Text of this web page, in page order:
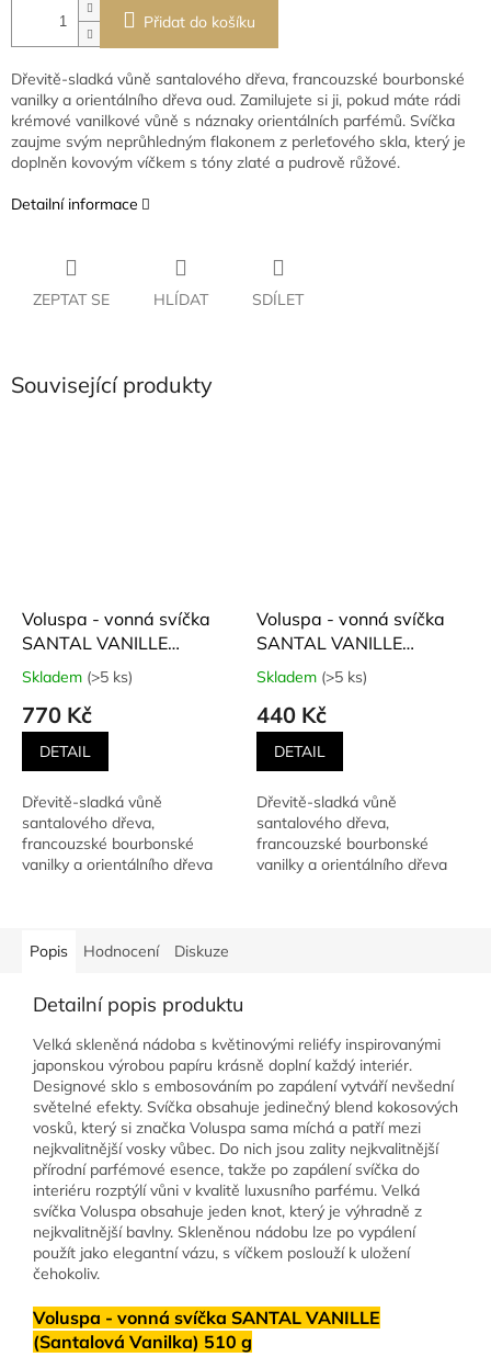
Přidat do košíku
Dřevitě-sladká vůně santalového dřeva, francouzské bourbonské
vanilky a orientálního dřeva oud. Zamilujete si ji, pokud máte rádi
krémové vanilkové vůně s náznaky orientálních parfémů. Svíčka
zaujme svým neprůhledným flakonem z perleťového skla, který je
doplněn kovovým víčkem s tóny zlaté a pudrově růžové.
Detailní informace
ZEPTAT SE HLÍDAT SDÍLET
Související produkty
Voluspa - vonná svíčka
SANTAL VANILLE
(Santalová Vanilka) 156 g
Průměrné
hodnocení
produktu
5,0
5
hvězdiček.
Skladem (>5 ks)
770 Kč
DETAIL
Dřevitě-sladká vůně
santalového dřeva,
francouzské bourbonské
vanilky a orientálního dřeva
Voluspa - vonná svíčka
SANTAL VANILLE
(Santalová Vanilka) 113 g
Průměrné
hodnocení
produktu
5,0
5
hvězdiček.
Skladem (>5 ks)
440 Kč
DETAIL
Dřevitě-sladká vůně
santalového dřeva,
francouzské bourbonské
vanilky a orientálního dřeva
Popis Hodnocení Diskuze
Detailní popis produktu
Velká skleněná nádoba s květinovými reliéfy inspirovanými
japonskou výrobou papíru krásně doplní každý interiér.
Designové sklo s embosováním po zapálení vytváří nevšední
světelné efekty. Svíčka obsahuje jedinečný blend kokosových
vosků, který si značka Voluspa sama míchá a patří mezi
nejkvalitnější vosky vůbec. Do nich jsou zality nejkvalitnější
přírodní parfémové esence, takže po zapálení svíčka do
interiéru rozptýlí vůni v kvalitě luxusního parfému. Velká
svíčka Voluspa obsahuje jeden knot, který je výhradně z
nejkvalitnější bavlny. Skleněnou nádobu lze po vypálení
použít jako elegantní vázu, s víčkem poslouží k uložení
čehokoliv.
Voluspa - vonná svíčka SANTAL VANILLE
(Santalová Vanilka) 510 g